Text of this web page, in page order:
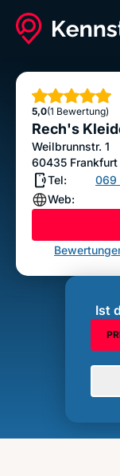
5,0
Sterne
(1 Bewertung)
Rech's
Weilbrunnstr. 1
60435
Tel:
069
Web:
Ist